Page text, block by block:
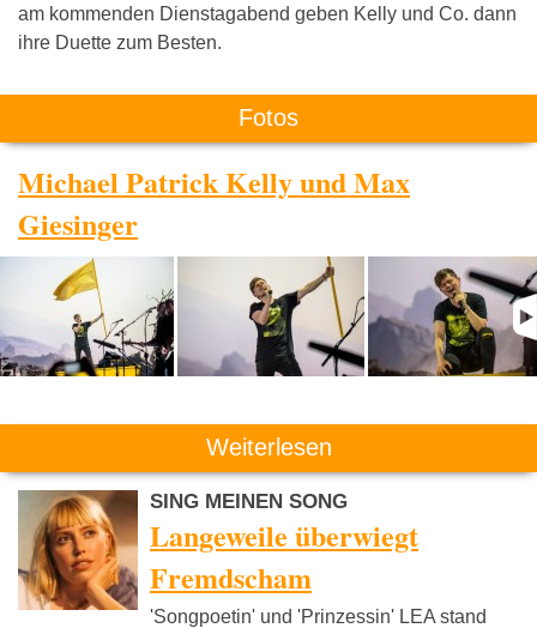
am kommenden Dienstagabend geben Kelly und Co. dann
ihre Duette zum Besten.
Fotos
Michael Patrick Kelly und Max
Giesinger
Weiterlesen
SING MEINEN SONG
Langeweile überwiegt
Fremdscham
'Songpoetin' und 'Prinzessin' LEA stand